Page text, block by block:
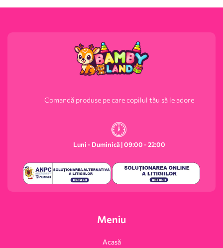
Comandă produse pe care copilul tău să le adore
Luni - Duminică | 09:00 - 22:00
Meniu
Acasă